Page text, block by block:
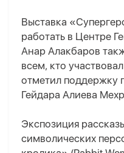
Выставка
работать в Центре
Анар Алакбаров
всем, кто
отметил поддержку
Гейдара Алиева
Экспозиция
символических